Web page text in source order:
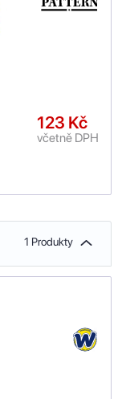
123 Kč
včetně DPH
1 Produkty